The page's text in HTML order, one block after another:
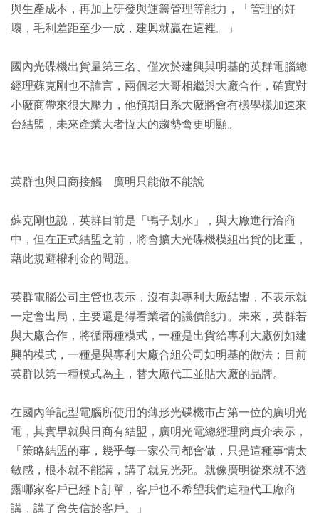
與生產成本，再加上研發與運籌管理等能力，「管理的好
壞，毛利差距至少一成，建興就贏在這裡。」
國內光碟機出貨量第三名、僅次於建興與明基的英群電腦總
經理蘇克剛也不諱言，兩個老大哥相繼與大廠合作，確實對
小廠商帶來很大壓力，他預期日系大廠將會有樣學樣加速來
台結盟，未來產業大者恆大的趨勢會更明顯。
英群也與日商接觸 廣明只能做不能說
蘇克剛也說，英群目前是「鴨子划水」，與大廠進行洽商
中，但在正式結盟之前，將會擴大光碟機模組出貨的比重，
藉此規避權利金的問題。
英群電腦公司主管也表示，沒有與專利大廠結盟，不表示就
一定會出局，主要還是得看業者的議價能力。未來，英群若
與大廠合作，將循兩種模式，一種是出貨給專利大廠例如建
興的模式，一種是與專利大廠合組公司如明基的做法；目前
英群以第一種模式為主，替大廠代工並貼大廠的品牌。
在國內筆記型電腦所使用的薄形光碟機市占第一位的廣明光
電，其實早就與日商有結盟，廣明光電總經理簡貞介表示，
「策略結盟的事，幾乎每一家公司都會做，只是這種事情太
敏感，根本就不能講，講了就見光死。就像廣明從來就不透
露哪家客戶已經下訂單，客戶也不希望我們這種代工廠商
講，講了會失信於客戶。」